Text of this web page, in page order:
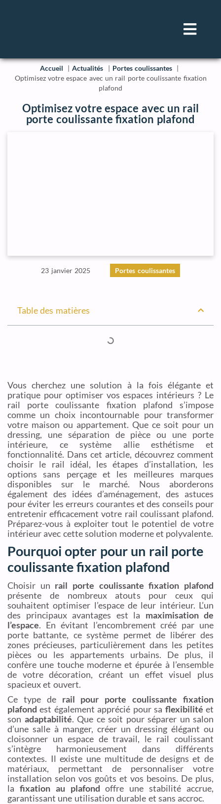
Accueil Actualités
Portes coulissantes
Optimisez votre espace avec un rail porte coulissante fixation
plafond
Optimisez votre espace avec un rail
porte coulissante fixation plafond
23 janvier 2025 Portes coulissantes
Table des matières
Vous cherchez une solution à la fois élégante et
pratique pour optimiser vos espaces intérieurs ? Le
rail porte coulissante fixation plafond s’impose
comme un choix incontournable pour transformer
votre maison ou appartement. Que ce soit pour un
dressing, une séparation de pièce ou une porte
intérieure, ce système allie esthétisme et
fonctionnalité. Dans cet article, découvrez comment
choisir le rail idéal, les étapes d’installation, les
options sans perçage et les meilleures marques
disponibles sur le marché. Nous aborderons
également des idées d’aménagement, des astuces
pour éviter les erreurs courantes et des conseils pour
entretenir efficacement votre rail coulissant plafond.
Préparez-vous à exploiter tout le potentiel de votre
intérieur avec cette solution moderne et polyvalente.
Pourquoi opter pour un rail porte
coulissante fixation plafond
Choisir un rail porte coulissante fixation plafond
présente de nombreux atouts pour ceux qui
souhaitent optimiser l’espace de leur intérieur. L’un
des principaux avantages est la maximisation de
l’espace. En évitant l’encombrement créé par une
porte battante, ce système permet de libérer des
zones précieuses, particulièrement dans les petites
pièces ou les appartements urbains. De plus, il
confère une touche moderne et épurée à l’ensemble
de votre décoration, créant un effet visuel plus
spacieux et ouvert.
Ce type de rail pour porte coulissante fixation
plafond est également apprécié pour sa flexibilité et
son adaptabilité. Que ce soit pour séparer un salon
d’une salle à manger, créer un dressing élégant ou
cloisonner un espace de travail, le rail coulissant
s’intègre harmonieusement dans différents
contextes. Il existe une multitude de designs et de
matériaux, permettant de personnaliser votre
installation selon vos goûts et vos besoins. De plus,
la fixation au plafond offre une stabilité accrue,
garantissant une utilisation durable et sans accroc.